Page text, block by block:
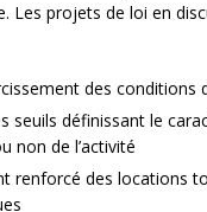
Les projets de loi en
des conditions
seuils définissant le
non de l’activité
renforcé des locations